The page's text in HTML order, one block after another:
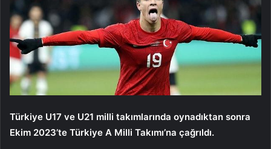
Türkiye U17 ve U21 milli takımlarında oynadıktan sonra
Ekim 2023’te Türkiye A Milli Takımı’na çağrıldı.